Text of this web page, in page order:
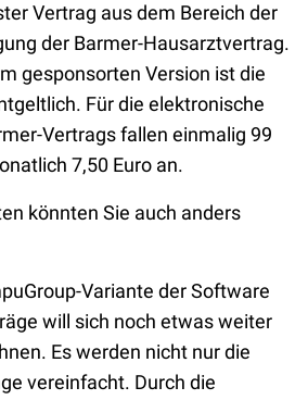
Vertrag aus dem Bereich der
der Barmer-Hausarztvertrag.
gesponsorten Version ist die
Für die elektronische
Vertrags fallen einmalig 99
7,50 Euro an.
könnten Sie auch anders
Variante der Software
will sich noch etwas weiter
Es werden nicht nur die
vereinfacht. Durch die